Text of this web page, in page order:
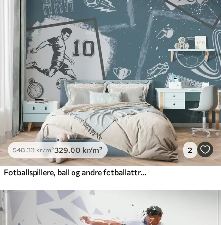
548.33kr/m²329 .00 kr/m² 2